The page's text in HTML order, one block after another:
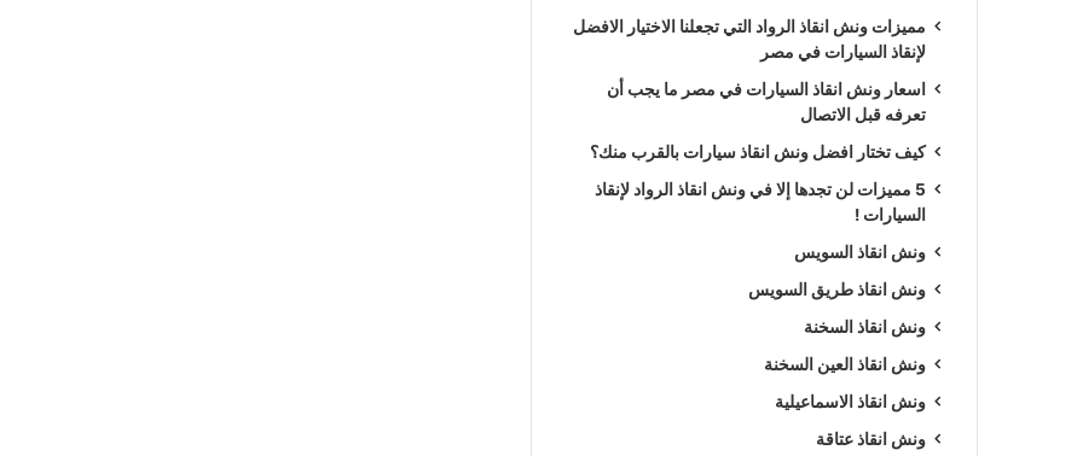
مميزات ونش انقاذ الرواد التي تجعلنا الاختيار الافضل
لإنقاذ السيارات في مصر
اسعار ونش انقاذ السيارات في مصر ما يجب أن
تعرفه قبل الاتصال
كيف تختار افضل ونش انقاذ سيارات بالقرب منك؟
5 مميزات لن تجدها إلا في ونش انقاذ الرواد لإنقاذ
السيارات !
ونش انقاذ السويس
ونش انقاذ طريق السويس
ونش انقاذ السخنة
ونش انقاذ العين السخنة
ونش انقاذ الاسماعيلية
ونش انقاذ عتاقة